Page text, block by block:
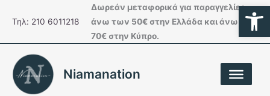
στοΤηλ: 210 6011218
Δωρεάν μεταφορικά για παραγγελίες
άνω των 50€ στην Ελλάδα και άνω των
70€ στην Κύπρο.
Niamanation